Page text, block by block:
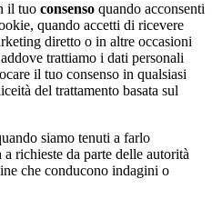
il tuo consenso quando acconsenti
quando accetti di ricevere
diretto o in altre occasioni
trattiamo i dati personali
il tuo consenso in qualsiasi
del trattamento basata sul
siamo tenuti a farlo
richieste da parte delle autorità
che conducono indagini o